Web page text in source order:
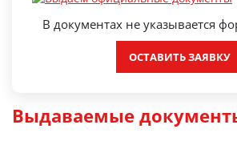
Выдаваемые
В документах не указывается
ОСТАВИТЬ ЗАЯВКУ